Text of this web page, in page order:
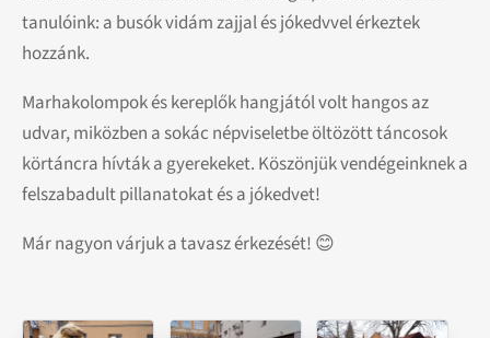
tanulóink: a busók vidám zajjal és jókedvvel érkeztek
hozzánk.
Marhakolompok és kereplők hangjától volt hangos az
udvar, miközben a sokác népviseletbe öltözött táncosok
körtáncra hívták a gyerekeket. Köszönjük vendégeinknek a
felszabadult pillanatokat és a jókedvet!
Már nagyon várjuk a tavasz érkezését! 😊